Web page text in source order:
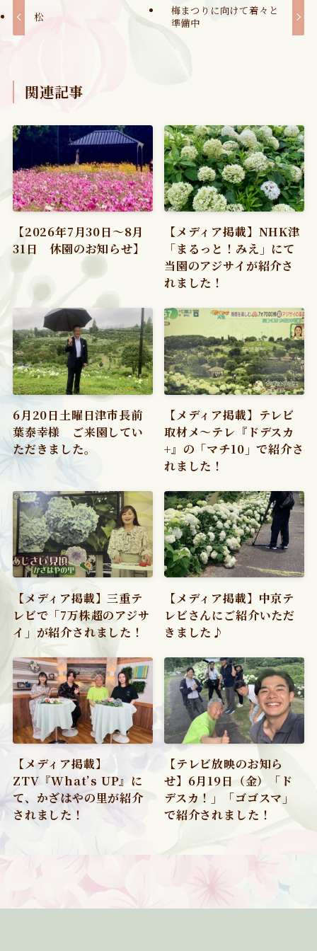
松
梅まつりに向けて着々と
準備中
関連記事
【2026年7月30日～8月
31日 休園のお知らせ】
【メディア掲載】NHK津
「まるっと！みえ」にて
当園のアジサイが紹介さ
れました！
6月20日土曜日津市長前
葉泰幸様 ご来園してい
ただきました。
【メディア掲載】テレビ
取材メ〜テレ『ドデスカ
+』の「マチ10」で紹介さ
れました！
【メディア掲載】三重テ
レビで「7万株超のアジサ
イ」が紹介されました！
【メディア掲載】中京テ
レビさんにご紹介いただ
きました♪
【メディア掲載】
ZTV『What’s UP』に
て、かざはやの里が紹介
されました！
【テレビ放映のお知ら
せ】6月19日（金）「ド
デスカ！」「ゴゴスマ」
で紹介されました！